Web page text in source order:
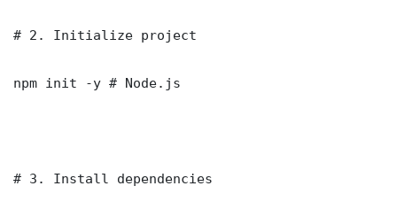
# 2. Initialize project
npm init -y # Node.js
# 3. Install dependencies